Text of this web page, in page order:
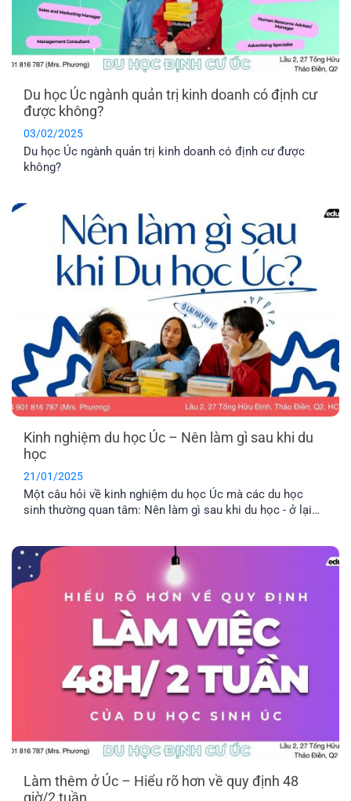
Du học Úc ngành quản trị kinh doanh có định cư
được không?
03/02/2025
Du học Úc ngành quản trị kinh doanh có định cư được
không?
Kinh nghiệm du học Úc – Nên làm gì sau khi du
học
21/01/2025
Một câu hỏi về kinh nghiệm du học Úc mà các du học
sinh thường quan tâm: Nên làm gì sau khi du học - ở lại
Làm thêm ở Úc – Hiểu rõ hơn về quy định 48
giờ/2 tuần